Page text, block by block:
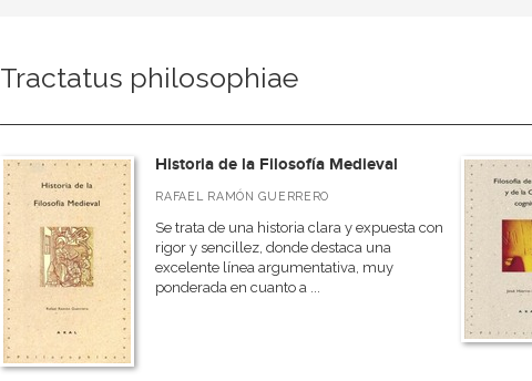
Tractatus philosophiae
Historia de la Filosofía Medieval
RAFAEL RAMÓN GUERRERO
Se trata de una historia clara y expuesta con
rigor y sencillez, donde destaca una
excelente línea argumentativa, muy
ponderada en cuanto a ...